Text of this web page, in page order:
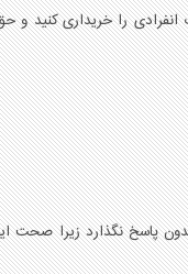
را خريداری کنید و
پاسخ نگذارد زيرا